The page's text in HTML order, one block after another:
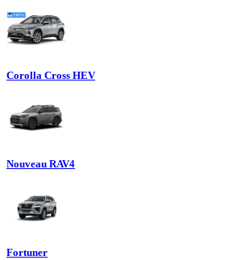
Corolla Cross HEV
Nouveau RAV4
Fortuner